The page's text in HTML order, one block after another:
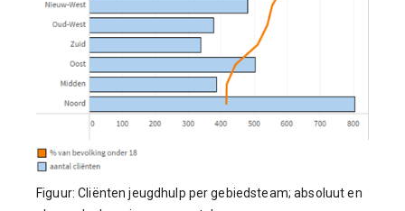
Figuur: Cliënten jeugdhulp per gebiedsteam; absoluut en